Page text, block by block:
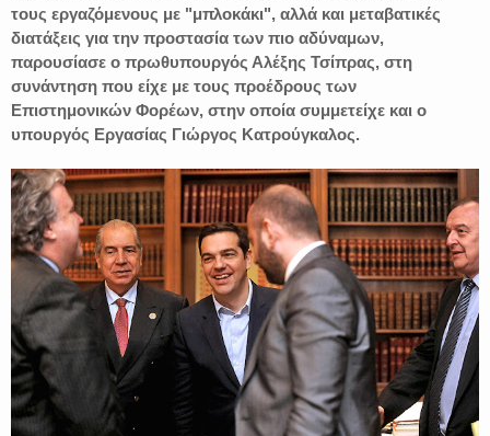
τους εργαζόμενους με "μπλοκάκι", αλλά και μεταβατικές
διατάξεις για την προστασία των πιο αδύναμων,
παρουσίασε ο πρωθυπουργός Αλέξης Τσίπρας, στη
συνάντηση που είχε με τους προέδρους των
Επιστημονικών Φορέων, στην οποία συμμετείχε και ο
υπουργός Εργασίας Γιώργος Κατρούγκαλος.